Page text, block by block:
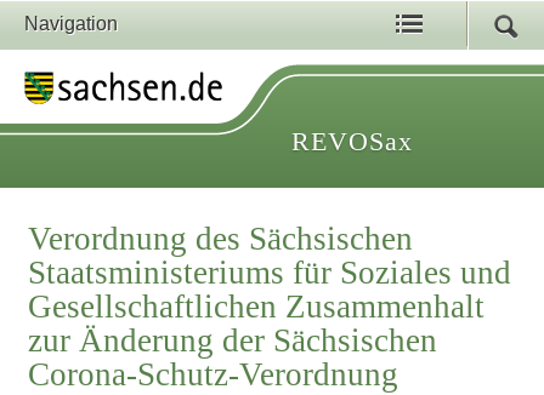
Navigation
REVOSax
Verordnung des Sächsischen
Staatsministeriums für Soziales und
Gesellschaftlichen Zusammenhalt
zur Änderung der Sächsischen
Corona-Schutz-Verordnung